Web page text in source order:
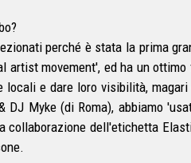
perché è stata la prima
artist movement', ed ha un
e dare loro visibilità,
DJ Myke (di Roma), abbiamo
dell'etichetta